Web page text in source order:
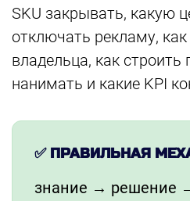
SKU закрывать, какую
отключать рекламу,
владельца, как строить
нанимать и какие KPI
✅ ПРАВИЛЬНАЯ
знание → решение